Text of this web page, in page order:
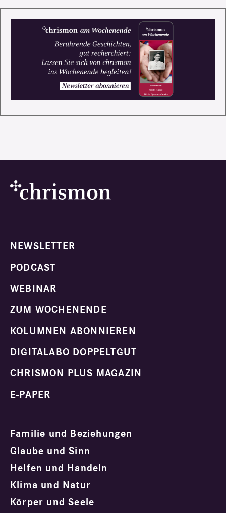
NEWSLETTER
PODCAST
WEBINAR
ZUM WOCHENENDE
KOLUMNEN ABONNIEREN
DIGITALABO DOPPELTGUT
CHRISMON PLUS MAGAZIN
E-PAPER
Familie und Beziehungen
Glaube und Sinn
Helfen und Handeln
Klima und Natur
Körper und Seele